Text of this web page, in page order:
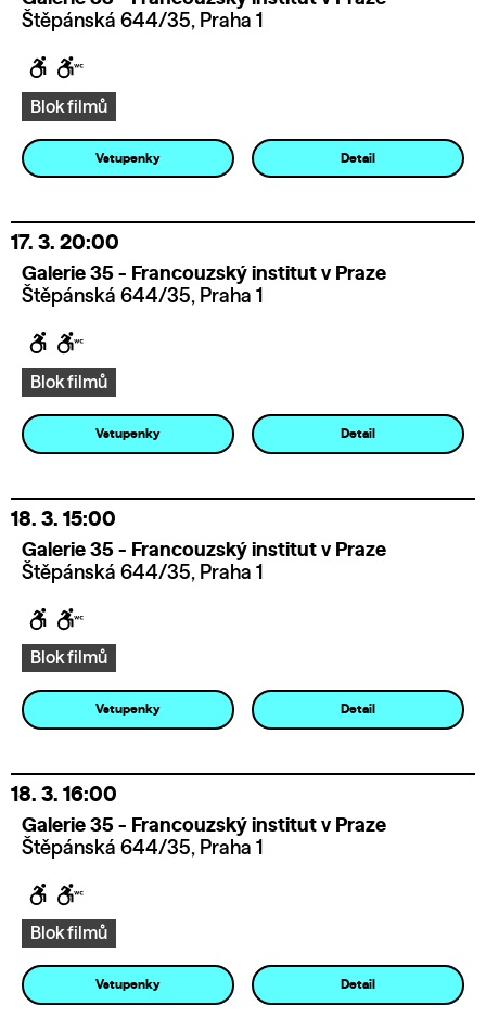
Štěpánská 644/35, Praha 1
Blok filmů
Vstupenky Detail
17. 3. 20:00
Galerie 35 - Francouzský institut v Praze
Štěpánská 644/35, Praha 1
Blok filmů
Vstupenky Detail
18. 3. 15:00
Galerie 35 - Francouzský institut v Praze
Štěpánská 644/35, Praha 1
Blok filmů
Vstupenky Detail
18. 3. 16:00
Galerie 35 - Francouzský institut v Praze
Štěpánská 644/35, Praha 1
Blok filmů
Vstupenky Detail